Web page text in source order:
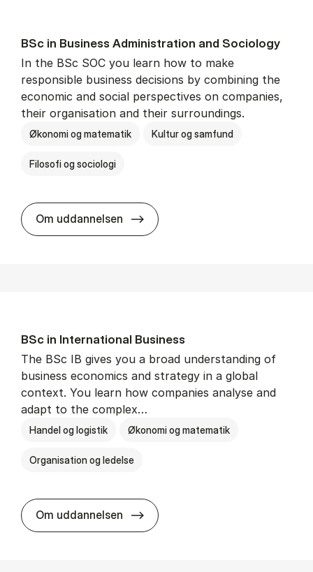
BSc in Busi­ness Ad­min­is­tra­tion and So­ci­ology
In the BSc SOC you learn how to make
responsible business decisions by combining the
economic and social perspectives on companies,
their organisation and their surroundings.
Økonomi og matematik Kultur og samfund
Filosofi og sociologi
Om uddannelsen BSc in Busi­ness Ad­min­is­tra­tion
BSc in In­ter­na­tion­al Busi­ness
The BSc IB gives you a broad understanding of
business economics and strategy in a global
context. You learn how companies analyse and
adapt to the complex…
Handel og logistik Økonomi og matematik
Organisation og ledelse
Om uddannelsen BSc in In­ter­na­tion­al Busi­ness